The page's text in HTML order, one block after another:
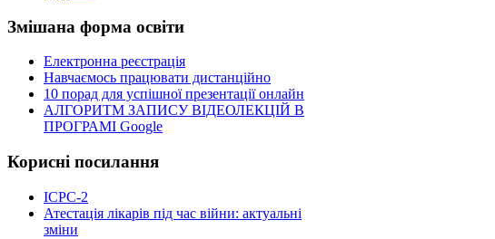
Змішана форма освіти
Електронна реєстрація
Навчаємось працювати дистанційно
10 порад для успішної презентації онлайн
АЛГОРИТМ ЗАПИСУ ВІДЕОЛЕКЦІЙ В
ПРОГРАМІ Google
Корисні посилання
ICPC-2
Атестація лікарів під час війни: актуальні
зміни